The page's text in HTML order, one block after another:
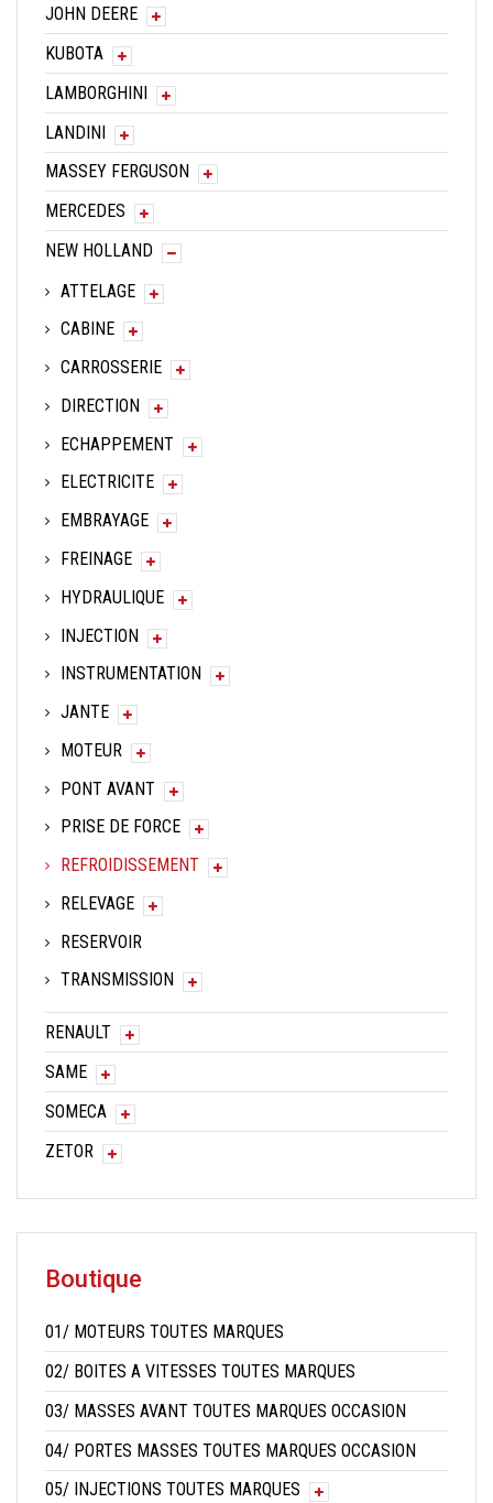
JOHN DEERE
KUBOTA
LAMBORGHINI
LANDINI
MASSEY FERGUSON
MERCEDES
NEW HOLLAND
ATTELAGE
CABINE
CARROSSERIE
DIRECTION
ECHAPPEMENT
ELECTRICITE
EMBRAYAGE
FREINAGE
HYDRAULIQUE
INJECTION
INSTRUMENTATION
JANTE
MOTEUR
PONT AVANT
PRISE DE FORCE
REFROIDISSEMENT
RELEVAGE
RESERVOIR
TRANSMISSION
RENAULT
SAME
SOMECA
ZETOR
Boutique
01/ MOTEURS TOUTES MARQUES
02/ BOITES A VITESSES TOUTES MARQUES
03/ MASSES AVANT TOUTES MARQUES OCCASION
04/ PORTES MASSES TOUTES MARQUES OCCASION
05/ INJECTIONS TOUTES MARQUES